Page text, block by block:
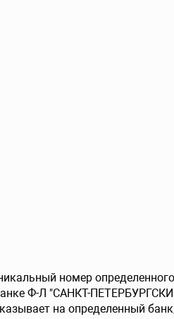
номер
Ф-Л "САНКТ-
на определенный